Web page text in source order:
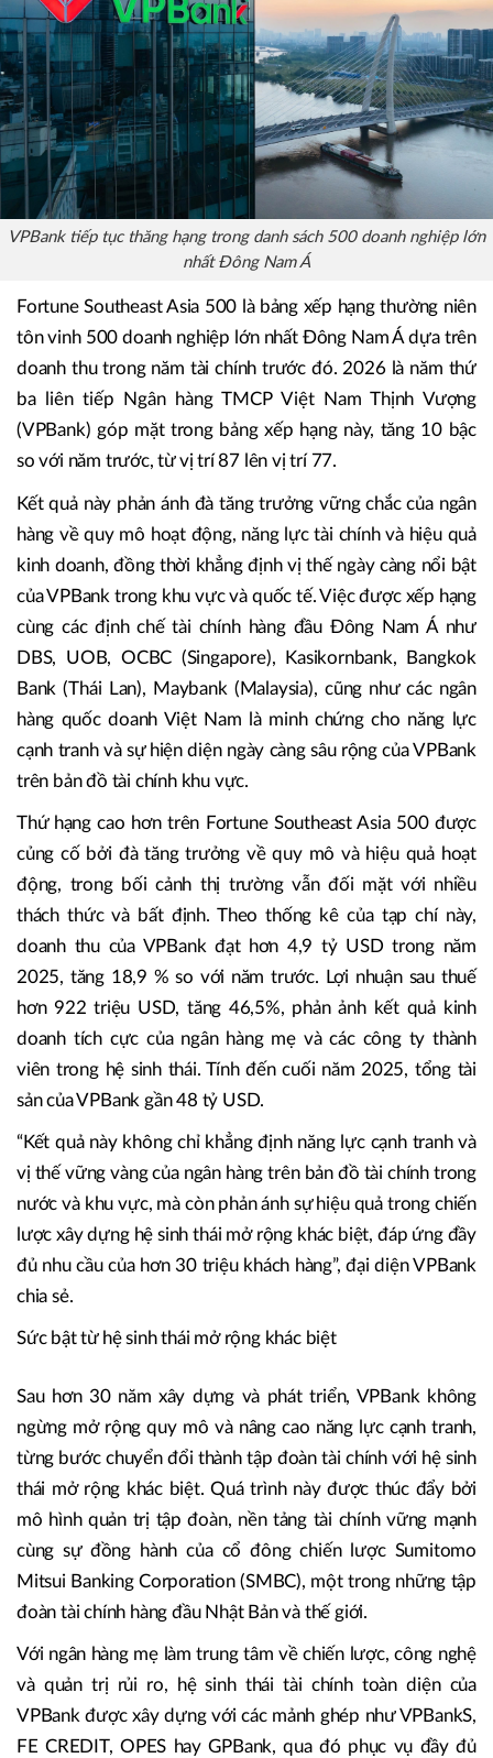
VPBank tiếp tục thăng hạng trong danh sách 500 doanh nghiệp lớn
nhất Đông Nam Á
Fortune Southeast Asia 500 là bảng xếp hạng thường niên
tôn vinh 500 doanh nghiệp lớn nhất Đông Nam Á dựa trên
doanh thu trong năm tài chính trước đó. 2026 là năm thứ
ba liên tiếp Ngân hàng TMCP Việt Nam Thịnh Vượng
(VPBank) góp mặt trong bảng xếp hạng này, tăng 10 bậc
so với năm trước, từ vị trí 87 lên vị trí 77.
Kết quả này phản ánh đà tăng trưởng vững chắc của ngân
hàng về quy mô hoạt động, năng lực tài chính và hiệu quả
kinh doanh, đồng thời khẳng định vị thế ngày càng nổi bật
của VPBank trong khu vực và quốc tế. Việc được xếp hạng
cùng các định chế tài chính hàng đầu Đông Nam Á như
DBS, UOB, OCBC (Singapore), Kasikornbank, Bangkok
Bank (Thái Lan), Maybank (Malaysia), cũng như các ngân
hàng quốc doanh Việt Nam là minh chứng cho năng lực
cạnh tranh và sự hiện diện ngày càng sâu rộng của VPBank
trên bản đồ tài chính khu vực.
Thứ hạng cao hơn trên Fortune Southeast Asia 500 được
củng cố bởi đà tăng trưởng về quy mô và hiệu quả hoạt
động, trong bối cảnh thị trường vẫn đối mặt với nhiều
thách thức và bất định. Theo thống kê của tạp chí này,
doanh thu của VPBank đạt hơn 4,9 tỷ USD trong năm
2025, tăng 18,9 % so với năm trước. Lợi nhuận sau thuế
hơn 922 triệu USD, tăng 46,5%, phản ảnh kết quả kinh
doanh tích cực của ngân hàng mẹ và các công ty thành
viên trong hệ sinh thái. Tính đến cuối năm 2025, tổng tài
sản của VPBank gần 48 tỷ USD.
“Kết quả này không chỉ khẳng định năng lực cạnh tranh và
vị thế vững vàng của ngân hàng trên bản đồ tài chính trong
nước và khu vực, mà còn phản ánh sự hiệu quả trong chiến
lược xây dựng hệ sinh thái mở rộng khác biệt, đáp ứng đầy
đủ nhu cầu của hơn 30 triệu khách hàng”, đại diện VPBank
chia sẻ.
Sức bật từ hệ sinh thái mở rộng khác biệt
Sau hơn 30 năm xây dựng và phát triển, VPBank không
ngừng mở rộng quy mô và nâng cao năng lực cạnh tranh,
từng bước chuyển đổi thành tập đoàn tài chính với hệ sinh
thái mở rộng khác biệt. Quá trình này được thúc đẩy bởi
mô hình quản trị tập đoàn, nền tảng tài chính vững mạnh
cùng sự đồng hành của cổ đông chiến lược Sumitomo
Mitsui Banking Corporation (SMBC), một trong những tập
đoàn tài chính hàng đầu Nhật Bản và thế giới.
Với ngân hàng mẹ làm trung tâm về chiến lược, công nghệ
và quản trị rủi ro, hệ sinh thái tài chính toàn diện của
VPBank được xây dựng với các mảnh ghép như VPBankS,
FE CREDIT, OPES hay GPBank, qua đó phục vụ đầy đủ